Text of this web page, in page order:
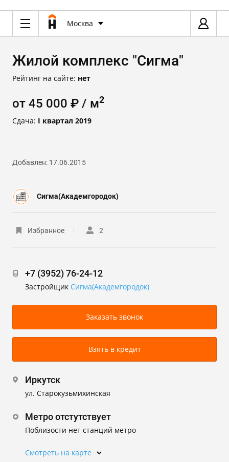
Москва
Жилой комплекс "Сигма"
Рейтинг на сайте: нет
от 45 000 ₽ / м2
Сдача: I квартал 2019
Добавлен: 17.06.2015
Сигма(Академгородок)
Избранное 2
+7 (3952) 76-24-12
Застройщик Сигма(Академгородок)
Заказать звонок
Взять в кредит
Иркутск
ул. Старокузьмихинская
Метро отстутствует
Поблизости нет станций метро
Смотреть на карте